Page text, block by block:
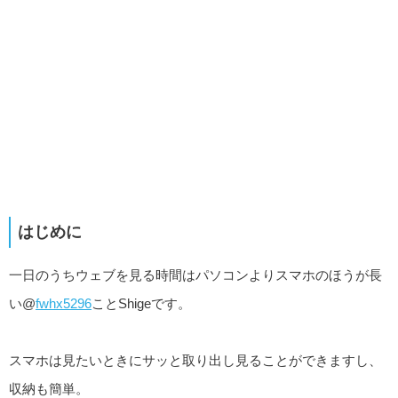
はじめに
一日のうちウェブを見る時間はパソコンよりスマホのほうが長
い@fwhx5296ことShigeです。
スマホは見たいときにサッと取り出し見ることができますし、
収納も簡単。